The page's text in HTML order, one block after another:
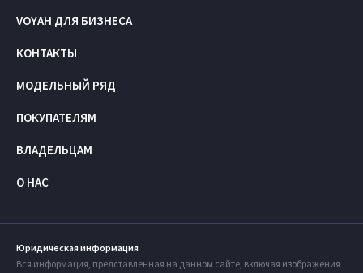
VOYAH ДЛЯ БИЗНЕСА
КОНТАКТЫ
МОДЕЛЬНЫЙ РЯД
ПОКУПАТЕЛЯМ
ВЛАДЕЛЬЦАМ
О НАС
Юридическая информация
Вся информация, представленная на данном сайте, включая изображения